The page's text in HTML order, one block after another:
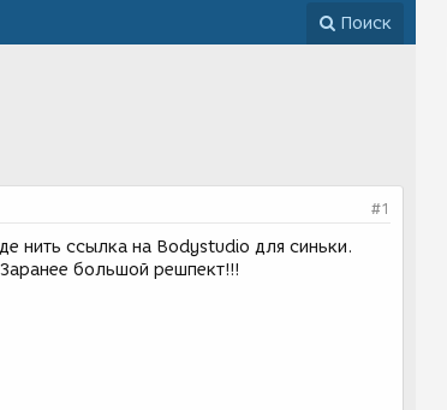
Поиск
#1
нить ссылка на Bodystudio для синьки.
большой решпект!!!